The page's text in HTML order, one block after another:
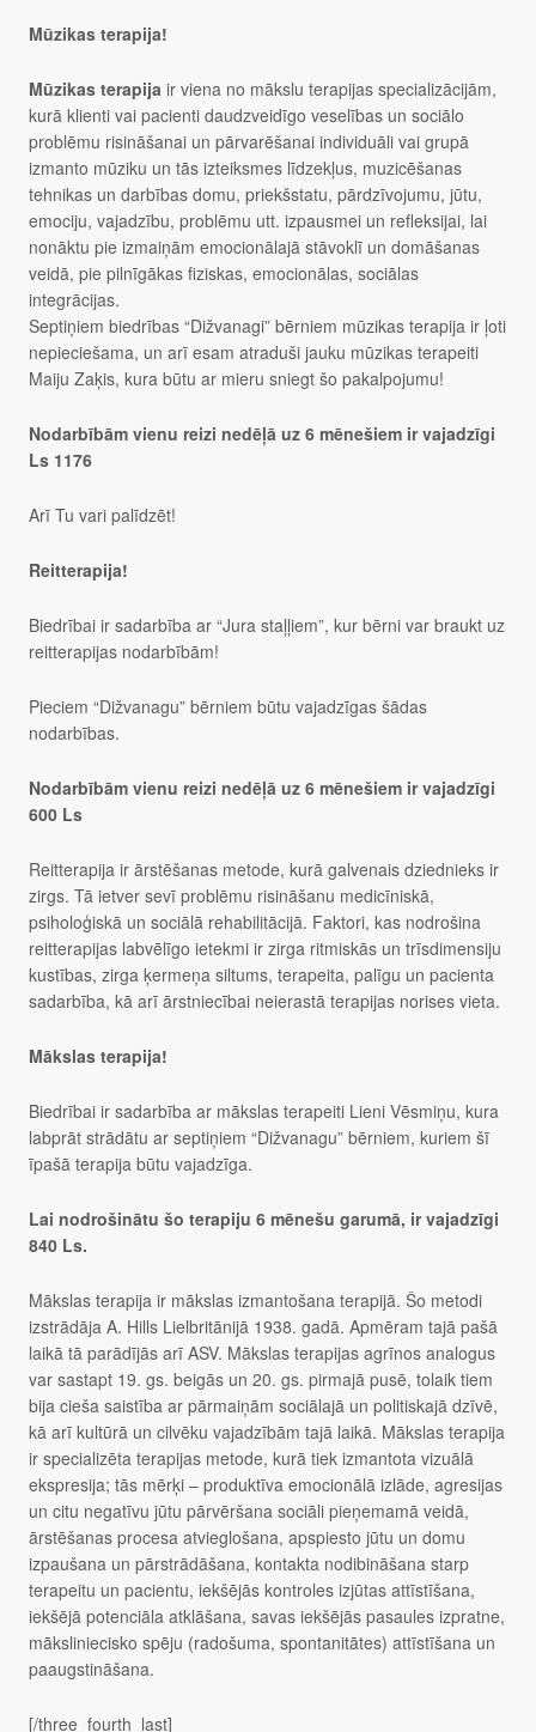
Mūzikas terapija!
Mūzikas terapija ir viena no mākslu terapijas specializācijām,
kurā klienti vai pacienti daudzveidīgo veselības un sociālo
problēmu risināšanai un pārvarēšanai individuāli vai grupā
izmanto mūziku un tās izteiksmes līdzekļus, muzicēšanas
tehnikas un darbības domu, priekšstatu, pārdzīvojumu, jūtu,
emociju, vajadzību, problēmu utt. izpausmei un refleksijai, lai
nonāktu pie izmaiņām emocionālajā stāvoklī un domāšanas
veidā, pie pilnīgākas fiziskas, emocionālas, sociālas
integrācijas.
Septiņiem biedrības “Dižvanagi” bērniem mūzikas terapija ir ļoti
nepieciešama, un arī esam atraduši jauku mūzikas terapeiti
Maiju Zaķis, kura būtu ar mieru sniegt šo pakalpojumu!
Nodarbībām vienu reizi nedēļā uz 6 mēnešiem ir vajadzīgi
Ls 1176
Arī Tu vari palīdzēt!
Reitterapija!
Biedrībai ir sadarbība ar “Jura staļļiem”, kur bērni var braukt uz
reitterapijas nodarbībām!
Pieciem “Dižvanagu” bērniem būtu vajadzīgas šādas
nodarbības.
Nodarbībām vienu reizi nedēļā uz 6 mēnešiem ir vajadzīgi
600 Ls
Reitterapija ir ārstēšanas metode, kurā galvenais dziednieks ir
zirgs. Tā ietver sevī problēmu risināšanu medicīniskā,
psiholoģiskā un sociālā rehabilitācijā. Faktori, kas nodrošina
reitterapijas labvēlīgo ietekmi ir zirga ritmiskās un trīsdimensiju
kustības, zirga ķermeņa siltums, terapeita, palīgu un pacienta
sadarbība, kā arī ārstniecībai neierastā terapijas norises vieta.
Mākslas terapija!
Biedrībai ir sadarbība ar mākslas terapeiti Lieni Vēsmiņu, kura
labprāt strādātu ar septiņiem “Dižvanagu” bērniem, kuriem šī
īpašā terapija būtu vajadzīga.
Lai nodrošinātu šo terapiju 6 mēnešu garumā, ir vajadzīgi
840 Ls.
Mākslas terapija ir mākslas izmantošana terapijā. Šo metodi
izstrādāja A. Hills Liel­britānijā 1938. gadā. Apmēram tajā pašā
laikā tā parādījās arī ASV. Mākslas terapijas agrīnos analogus
var sastapt 19. gs. beigās un 20. gs. pirmajā pusē, tolaik tiem
bija cieša saistība ar pārmaiņām sociālajā un politiskajā dzīvē,
kā arī kultūrā un cilvēku vajadzībām tajā laikā. Mākslas terapija
ir specializēta terapijas metode, kurā tiek izmantota vizuālā
ekspresija; tās mērķi – produktīva emocio­nālā izlāde, agresijas
un citu negatīvu jūtu pārvēršana sociāli pieņemamā veidā,
ārstēšanas procesa atvieglošana, ap­spiesto jūtu un domu
izpaušana un pārstrādāšana, kontakta nodibināšana starp
terapeitu un pacientu, iekšējās kontroles izjūtas attīstīšana,
iekšējā potenciāla atklāšana, savas iekšējās pasaules izpratne,
māksli­niecisko spēju (radošuma, sponta­nitātes) attīstīšana un
paaugstināšana.
[/three_fourth_last]